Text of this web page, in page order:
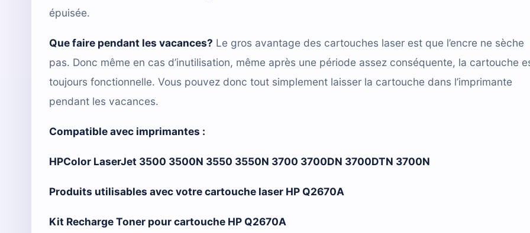
épuisée.
Que faire pendant les vacances? Le gros avantage des cartouches laser est que l’encre ne sèche
pas. Donc même en cas d’inutilisation, même après une période assez conséquente, la cartouche
toujours fonctionnelle. Vous pouvez donc tout simplement laisser la cartouche dans l’imprimante
pendant les vacances.
Compatible avec imprimantes :
HPColor LaserJet 3500 3500N 3550 3550N 3700 3700DN 3700DTN 3700N
Produits utilisables avec votre cartouche laser HP Q2670A
Kit Recharge Toner pour cartouche HP Q2670A